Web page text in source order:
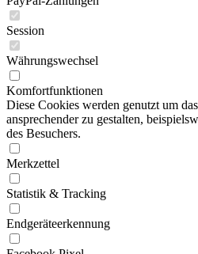
Session
Währungswechsel
Komfortfunktionen
Diese Cookies werden genutzt um
ansprechender zu gestalten,
des Besuchers.
Merkzettel
Statistik & Tracking
Endgeräteerkennung